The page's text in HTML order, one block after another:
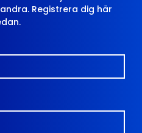
Registrera dig här